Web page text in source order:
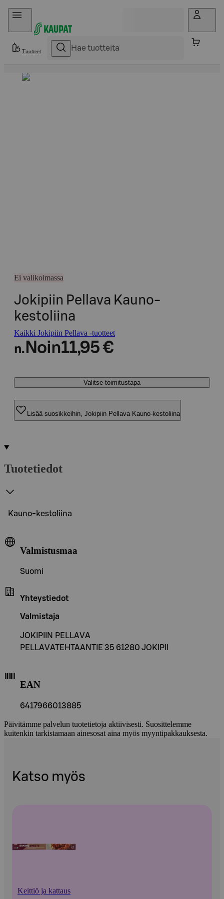
Hyppää sisältöön
Tuotteet
Ei valikoimassa
Jokipiin Pellava Kauno-
kestoliina
Kaikki Jokipiin Pellava -tuotteet
n. Noin11,95 €
Valitse toimitustapa
Lisää suosikkeihin, Jokipiin Pellava Kauno-kestoliina
Tuotetiedot
Kauno-kestoliina
Valmistusmaa
Suomi
Yhteystiedot
Valmistaja
JOKIPIIN PELLAVA
PELLAVATEHTAANTIE 35 61280 JOKIPII
EAN
6417966013885
Päivitämme palvelun tuotetietoja aktiivisesti. Suosittelemme
kuitenkin tarkistamaan ainesosat aina myös myyntipakkauksesta.
Katso myös
Keittiö ja kattaus